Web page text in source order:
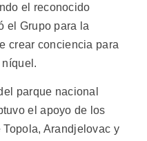
el reconocido
el Grupo para la
crear conciencia para
parque nacional
el apoyo de los
Arandjelovac y